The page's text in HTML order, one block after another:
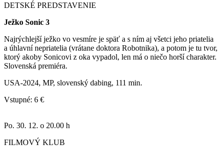
DETSKÉ PREDSTAVENIE
Ježko Sonic 3
Najrýchlejší ježko vo vesmíre je späť a s ním aj všetci jeho priatelia
a úhlavní nepriatelia (vrátane doktora Robotnika), a potom je tu tvor,
ktorý akoby Sonicovi z oka vypadol, len má o niečo horší charakter.
Slovenská premiéra.
USA-2024, MP, slovenský dabing, 111 min.
Vstupné: 6 €
Po. 30. 12. o 20.00 h
FILMOVÝ KLUB